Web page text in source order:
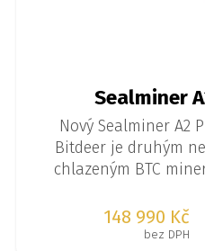
Sealminer
Nový Sealminer A2
Bitdeer je druhým
chlazeným BTC
7630
148 990 Kč
bez DPH